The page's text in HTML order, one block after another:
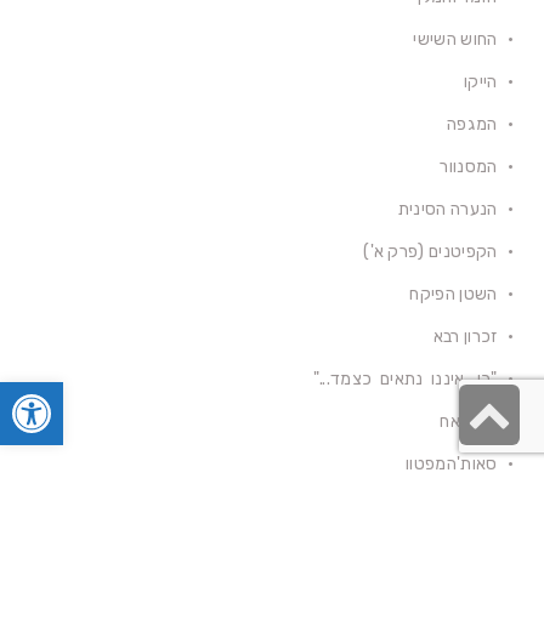
פתח
החוש השישי
הייקו
המגפה
המסנוור
הנערה הסינית
הקפיטנים (פרק א')
השטן הפיקח
זכרון רבא
"כן, איננו נתאים כצמד..."
ליד האח
סאות'המפטון
גלילה
לראש